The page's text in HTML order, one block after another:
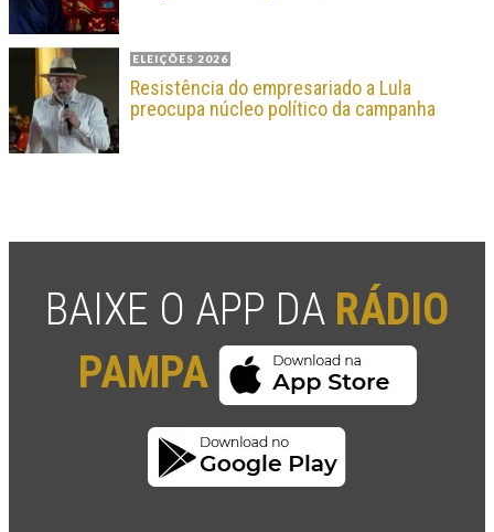
ELEIÇÕES 2026
Resistência do empresariado a Lula
preocupa núcleo político da campanha
BAIXE O APP DA RÁDIO
PAMPA